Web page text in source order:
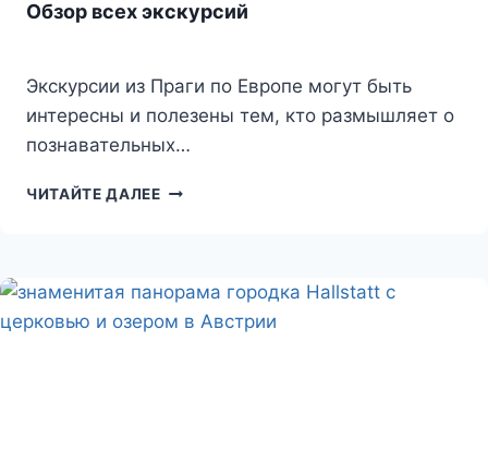
Обзор всех экскурсий
Экскурсии из Праги по Европе могут быть
интересны и полезены тем, кто размышляет о
познавательных…
ЧИТАЙТЕ ДАЛЕЕОБЗОР